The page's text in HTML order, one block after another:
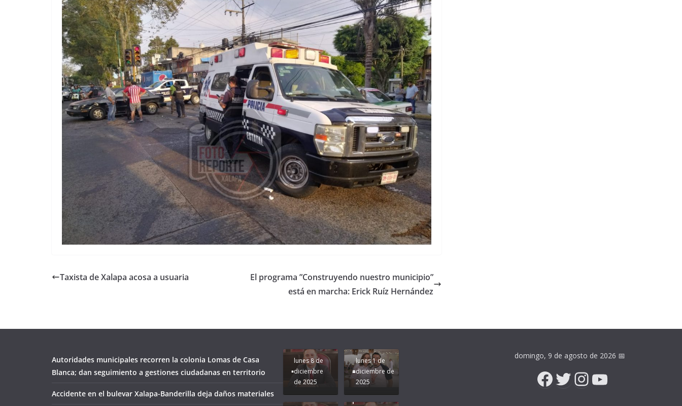
Taxista de Xalapa acosa a usuaria
El programa ”Construyendo nuestro municipio”
está en marcha: Erick Ruíz Hernández
Autoridades municipales recorren la colonia Lomas de Casa
Blanca; dan seguimiento a gestiones ciudadanas en territorio
Accidente en el bulevar Xalapa-Banderilla deja daños materiales
Unamos
le vaya
Veracruz.
lunes 8 de
diciembre
de 2025
Gobernadora
un año
lunes 1 de
diciembre de
2025
Apoyo y
Seguimos la
Ruta que
Marca
Nuestra
Rocío Nahle.
Pongamos
de moda;
San
Andrés
Tuxtla
presente.
domingo, 9 de agosto de 2026 📅
Facebook
Twitter
Instagram
YouTube